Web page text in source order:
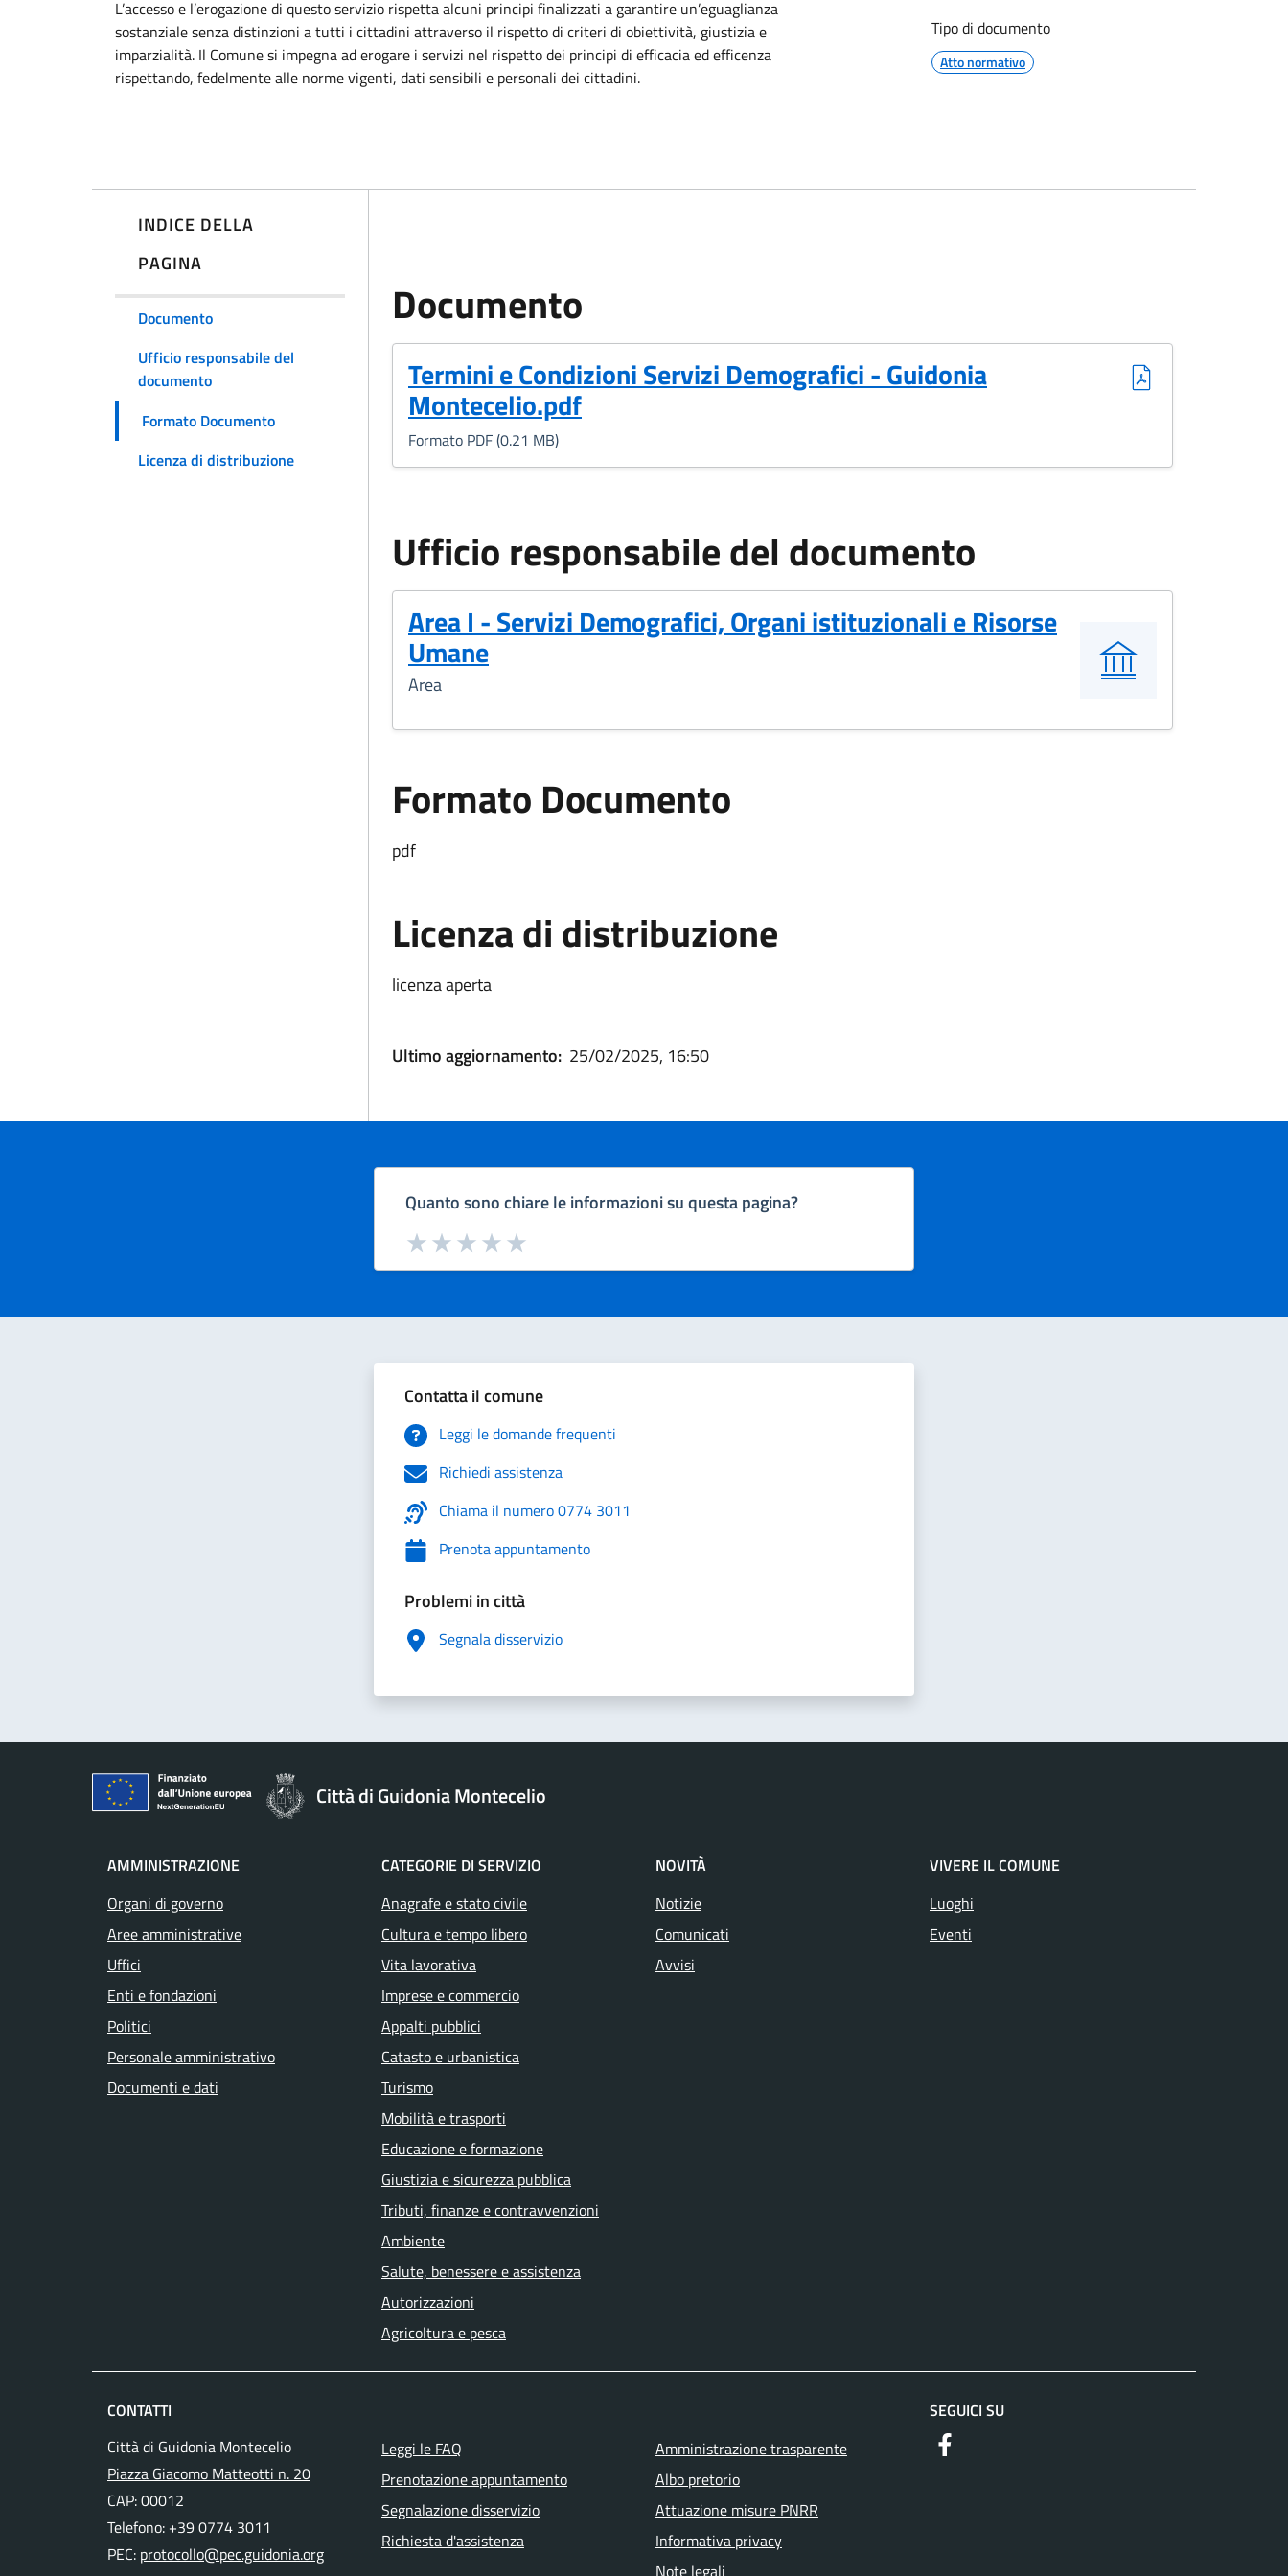
L’accesso e l’erogazione di questo servizio rispetta alcuni principi finalizzati a garantire un’eguaglianza
sostanziale senza distinzioni a tutti i cittadini attraverso il rispetto di criteri di obiettività, giustizia e
imparzialità. Il Comune si impegna ad erogare i servizi nel rispetto dei principi di efficacia ed efficenza
rispettando, fedelmente alle norme vigenti, dati sensibili e personali dei cittadini.
Tipo di documento
Atto normativo
INDICE DELLA
PAGINA
Documento
Ufficio responsabile del
documento
Formato Documento
Licenza di distribuzione
Documento
Termini e Condizioni Servizi Demografici - Guidonia
Montecelio.pdf
(Formato PDF, 0.21 MB)
Formato PDF (0.21 MB)
Ufficio responsabile del documento
Area I - Servizi Demografici, Organi istituzionali e Risorse
Umane
Area
Formato Documento
pdf
Licenza di distribuzione
licenza aperta
Ultimo aggiornamento: 25/02/2025, 16:50
Quanto sono chiare le informazioni su questa pagina?
Valuta da 1 a 5 stelle la pagina
Valuta 5 stelle su 5
Valuta 4 stelle su 5
Valuta 3 stelle su 5
Valuta 2 stelle su 5
Valuta 1 stelle su 5
Contatta il comune
Leggi le domande frequenti
Richiedi assistenza
Chiama il numero 0774 3011
Prenota appuntamento
Problemi in città
Segnala disservizio
Città di Guidonia Montecelio
AMMINISTRAZIONE
Organi di governo
Aree amministrative
Uffici
Enti e fondazioni
Politici
Personale amministrativo
Documenti e dati
CATEGORIE DI SERVIZIO
Anagrafe e stato civile
Cultura e tempo libero
Vita lavorativa
Imprese e commercio
Appalti pubblici
Catasto e urbanistica
Turismo
Mobilità e trasporti
Educazione e formazione
Giustizia e sicurezza pubblica
Tributi, finanze e contravvenzioni
Ambiente
Salute, benessere e assistenza
Autorizzazioni
Agricoltura e pesca
NOVITÀ
Notizie
Comunicati
Avvisi
VIVERE IL COMUNE
Luoghi
Eventi
CONTATTI
Città di Guidonia Montecelio
Piazza Giacomo Matteotti n. 20
CAP: 00012
Telefono: +39 0774 3011
PEC: protocollo@pec.guidonia.org
Leggi le FAQ
Prenotazione appuntamento
Segnalazione disservizio
Richiesta d'assistenza
Amministrazione trasparente
Albo pretorio
Attuazione misure PNRR
Informativa privacy
Note legali
SEGUICI SU